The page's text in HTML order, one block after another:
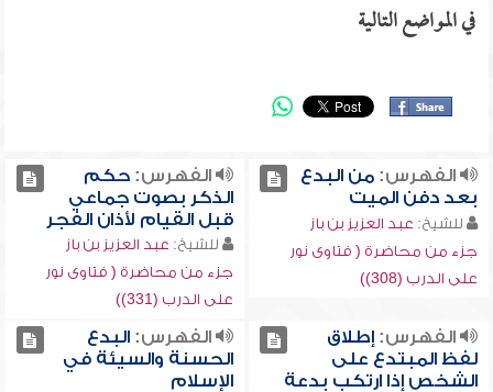
في المواضع التالية
الفهرس:من البدع
بعد دفن الميت
للشيخ: عبد العزيز بن باز
جزء من محاضرة ( فتاوى نور
على الدرب (308))
الفهرس:حكم
الذكر بصوت جماعي
قبل القيام لأذان الفجر
للشيخ: عبد العزيز بن باز
جزء من محاضرة ( فتاوى نور
على الدرب (331))
الفهرس:إطلاق
لفظ المبتدع على
الشخص إذا ارتكب بدعة
الفهرس:البدع
الحسنة والسيئة في
الإسلام